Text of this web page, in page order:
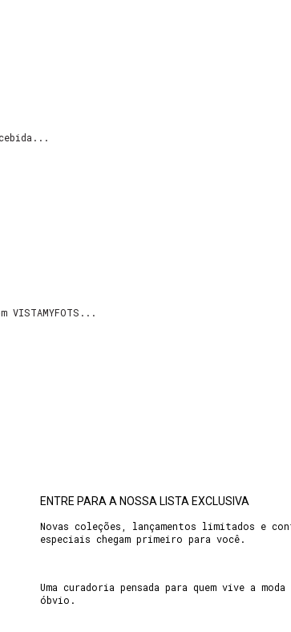
ENTRE PARA A NOSSA LISTA EXCLUSIVA
Novas coleções, lançamentos limitados e
especiais chegam primeiro para você.